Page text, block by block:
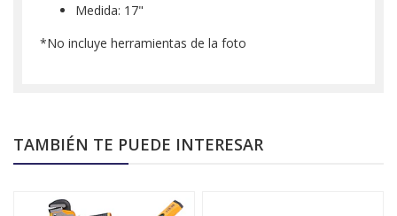
Medida: 17"
*No incluye herramientas de la foto
TAMBIÉN TE PUEDE INTERESAR